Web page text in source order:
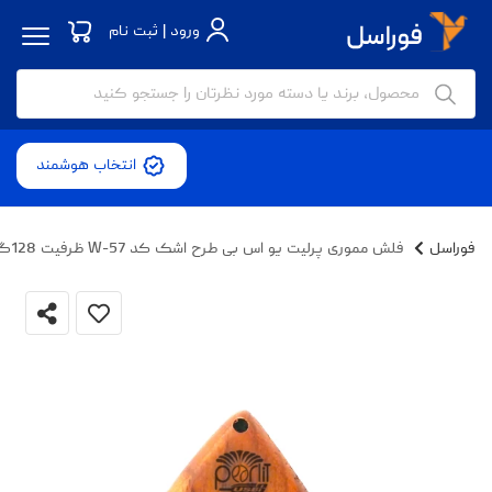
ورود | ثبت نام
انتخاب هوشمند
فوراسل فلش مموری پرلیت یو اس بی طرح اشک کد W-57 ظرفیت 128گیگابایت